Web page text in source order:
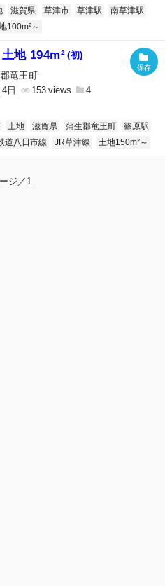
滋賀県 草津市 草津駅
南草津駅
100m²～
地 194m² (初)
竜王町
日
153 4
土地 滋賀県 蒲生郡竜王町
篠原駅
道八日市線 JR草津線 土地150m²～
ジ／1